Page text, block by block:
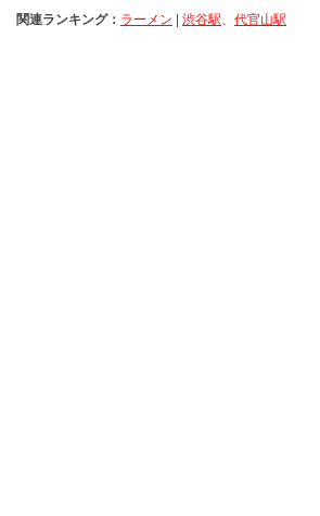
関連ランキング： ラーメン | 渋谷駅 代官山駅